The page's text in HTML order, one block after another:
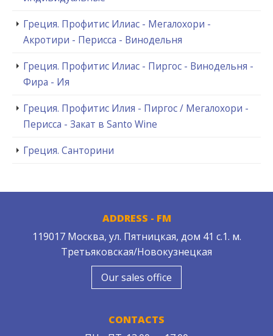
Греция. Профитис Илиас - Мегалохори -
Акротири - Перисса - Винодельня
Греция. Профитис Илиас - Пиргос - Винодельня -
Фира - Ия
Греция. Профитис Илия - Пиргос / Мегалохори -
Перисса - Закат в Santo Wine
Греция. Санторини
ADDRESS - FM
119017 Москва, ул. Пятницкая, дом 41 с.1. м.
Третьяковская/Новокузнецкая
Our sales office
CONTACTS